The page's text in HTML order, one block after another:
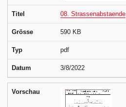
Titel 08. Strassenabstaende
Grösse 590 KB
Typ pdf
Datum 3/8/2022
Vorschau